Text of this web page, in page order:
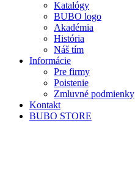
Katalógy
BUBO logo
Akadémia
História
Náš tím
Informácie
Pre firmy
Poistenie
Zmluvné podmienky
Kontakt
BUBO STORE